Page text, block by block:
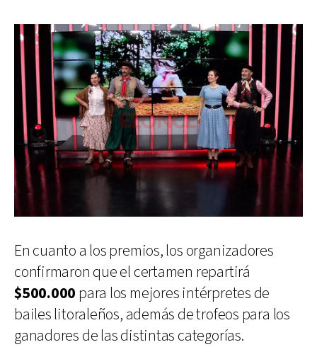
En cuanto a los premios, los organizadores
confirmaron que el certamen repartirá
$500.000 para los mejores intérpretes de
bailes litoraleños, además de trofeos para los
ganadores de las distintas categorías.